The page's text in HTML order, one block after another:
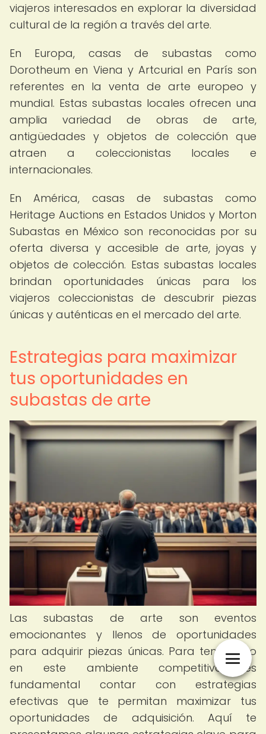
viajeros interesados en explorar la diversidad
cultural de la región a través del arte.
En Europa, casas de subastas como
Dorotheum en Viena y Artcurial en París son
referentes en la venta de arte europeo y
mundial. Estas subastas locales ofrecen una
amplia variedad de obras de arte,
antigüedades y objetos de colección que
atraen a coleccionistas locales e
internacionales.
En América, casas de subastas como
Heritage Auctions en Estados Unidos y Morton
Subastas en México son reconocidas por su
oferta diversa y accesible de arte, joyas y
objetos de colección. Estas subastas locales
brindan oportunidades únicas para los
viajeros coleccionistas de descubrir piezas
únicas y auténticas en el mercado del arte.
Estrategias para maximizar
tus oportunidades en
subastas de arte
Las subastas de arte son eventos
emocionantes y llenos de oportunidades
para adquirir piezas únicas. Para tener éxito
en este ambiente competitivo, es
fundamental contar con estrategias
efectivas que te permitan maximizar tus
oportunidades de adquisición. Aquí te